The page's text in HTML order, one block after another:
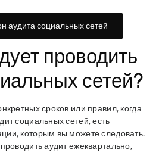
аудита социальных сетей
проводить
сетей?
сроков или правил, когда
социальных сетей, есть
которым вы можете следовать.
аудит ежеквартально,